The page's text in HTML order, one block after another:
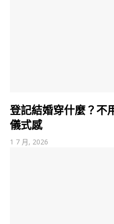
登記結婚穿什麼？不
儀式感
1 7 月, 2026